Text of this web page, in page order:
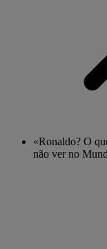
«Ronaldo? O
não ver no